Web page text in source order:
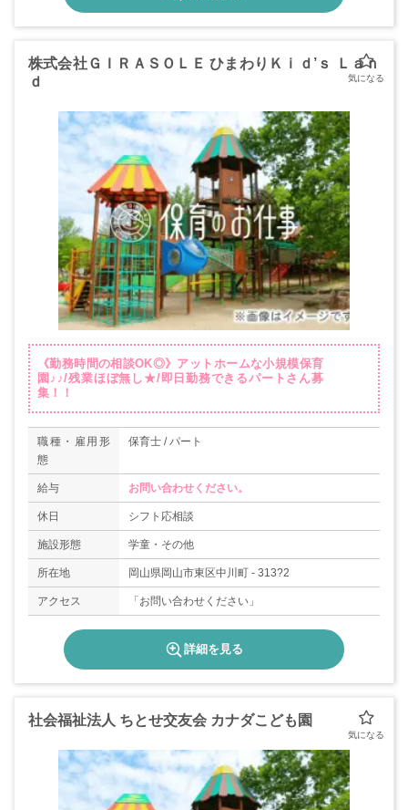
株式会社ＧＩＲＡＳＯＬＥ ひまわりＫｉｄ’ｓ Ｌａｎ
ｄ
《勤務時間の相談OK◎》アットホームな小規模保育
園♪♪/残業ほぼ無し★/即日勤務できるパートさん募
集！！
職種・雇用形
態
保育士 / パート
給与 お問い合わせください。
休日 シフト応相談
施設形態 学童・その他
所在地 岡山県岡山市東区中川町 - 313?2
アクセス 「お問い合わせください」
詳細を見る
社会福祉法人 ちとせ交友会 カナダこども園